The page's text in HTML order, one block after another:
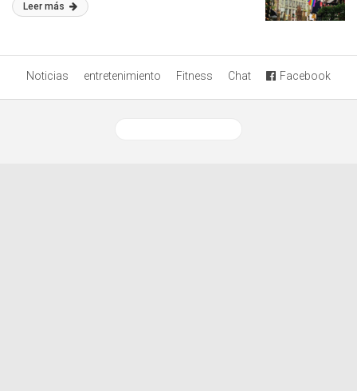
Leer más
Noticias entretenimiento Fitness Chat Facebook